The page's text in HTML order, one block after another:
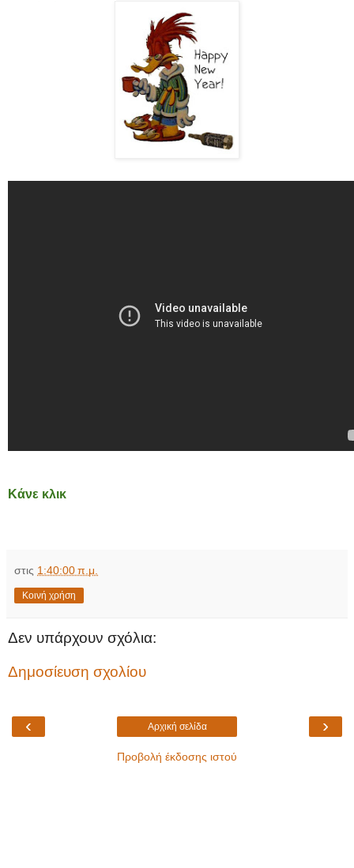
Κάνε κλικ
στις 1:40:00 π.μ.
Κοινή χρήση
Δεν υπάρχουν σχόλια:
Δημοσίευση σχολίου
‹ ›
Αρχική σελίδα
Προβολή έκδοσης ιστού